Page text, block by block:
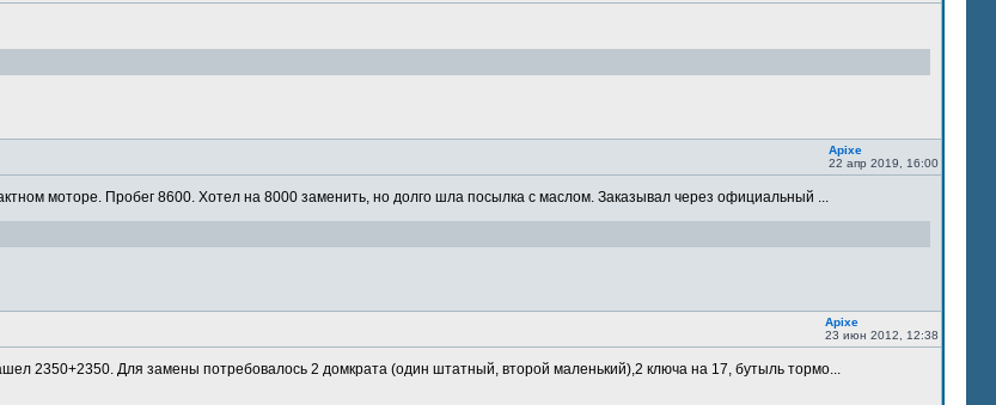
Apixe
22 апр 2019, 16:00
моторе. Пробег 8600. Хотел на 8000 заменить, но долго шла посылка с маслом. Заказывал через официальный ...
Apixe
23 июн 2012, 12:38
2350+2350. Для замены потребовалось 2 домкрата (один штатный, второй маленький),2 ключа на 17, бутыль тормо...